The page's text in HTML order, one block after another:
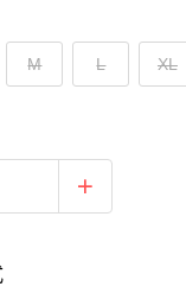
M L XL